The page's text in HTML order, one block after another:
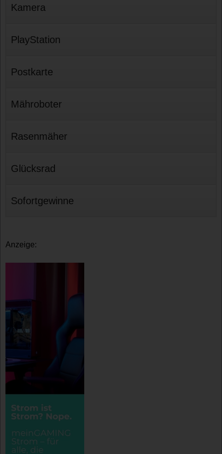
Kamera
PlayStation
Postkarte
Mähroboter
Rasenmäher
Glücksrad
Sofortgewinne
Anzeige: